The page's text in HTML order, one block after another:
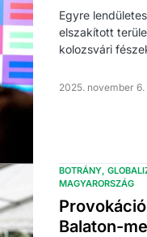
Egyre
elszakított
kolozsvári
2025. november 6.
BOTRÁNY
MAGYARORSZÁG
Balaton-